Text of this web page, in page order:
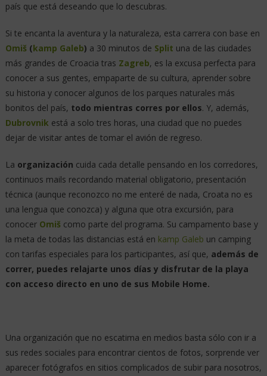
país que está deseando que lo descubras.
Si te encanta la aventura y la naturaleza, esta carrera con base en
Omiš(kamp Galeb) a 30 minutos de Split una de las ciudades
más grandes de Croacia tras Zagreb, es la excusa perfecta para
conocer a sus gentes, empaparte de su cultura, aprender sobre
su historia y conocer algunos de los parques naturales más
bonitos del país, todo mientras corres por ellos. Y, además,
Dubrovnik está a solo tres horas, una ciudad que no puedes
dejar de visitar antes de tomar el avión de regreso.
La organización cuida cada detalle pensando en los corredores,
continuos mails recordando material obligatorio, presentación
técnica (aunque reconozco no me enteré de nada, Croata no es
una lengua que conozca) y alguna que otra excursión, para
conocer Omišcomo parte del programa. Su campamento base y
la meta de todas las distancias está en kamp Galeb un camping
con tarifas especiales para los participantes, así que, además de
correr, puedes relajarte unos días y disfrutar de la playa
con acceso directo en uno de sus Mobile Home.
Una organización que no escatima en medios basta sólo con ir a
sus redes sociales para encontrar cientos de fotos, sorprende ver
aparecer fotógrafos en sitios complicados de subir para nosotros,